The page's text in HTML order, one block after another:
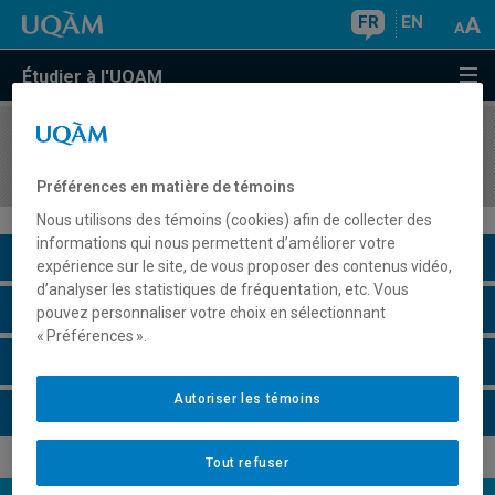
FR EN
Étudier à l'UQAM
COURS//
Description du cours
Horaire - Été 2026
Préférences en matière de témoins
Nous utilisons des témoins (cookies) afin de collecter des
informations qui nous permettent d’améliorer votre
expérience sur le site, de vous proposer des contenus vidéo,
d’analyser les statistiques de fréquentation, etc. Vous
pouvez personnaliser votre choix en sélectionnant
« Préférences ».
Tout refuser
Autoriser les témoins